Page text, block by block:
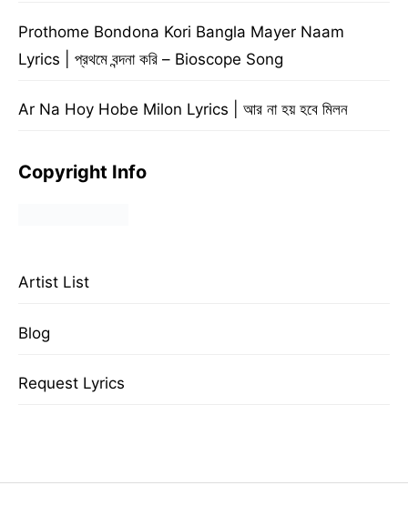
Prothome Bondona Kori Bangla Mayer Naam
Lyrics | প্রথমে বন্দনা করি – Bioscope Song
Ar Na Hoy Hobe Milon Lyrics | আর না হয় হবে মিলন
Copyright Info
Artist List
Blog
Request Lyrics